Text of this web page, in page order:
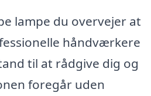
lampe du overvejer at
håndværkere
til at rådgive dig og
foregår uden